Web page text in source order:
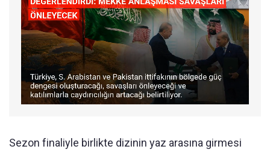
Sezon finaliyle birlikte dizinin yaz arasına girmesi